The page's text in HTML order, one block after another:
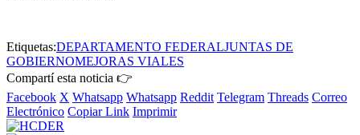
Etiquetas:DEPARTAMENTO FEDERALJUNTAS DE
GOBIERNOMEJORAS VIALES
Compartí esta noticia 👉
Facebook X Whatsapp Whatsapp Reddit Telegram Threads Correo
Electrónico Copiar Link Imprimir